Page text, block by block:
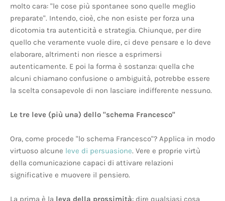
molto cara: "le cose più spontanee sono quelle meglio
preparate". Intendo, cioè, che non esiste per forza una
dicotomia tra autenticità e strategia. Chiunque, per dire
quello che veramente vuole dire, ci deve pensare e lo deve
elaborare, altrimenti non riesce a esprimersi
autenticamente. E poi la forma è sostanza: quella che
alcuni chiamano confusione o ambiguità, potrebbe essere
la scelta consapevole di non lasciare indifferente nessuno.
Le tre leve (più una) dello "schema Francesco"
Ora, come procede "lo schema Francesco"? Applica in modo
virtuoso alcune leve di persuasione. Vere e proprie virtù
della comunicazione capaci di attivare relazioni
significative e muovere il pensiero.
La prima è la leva della prossimità: dire qualsiasi cosa